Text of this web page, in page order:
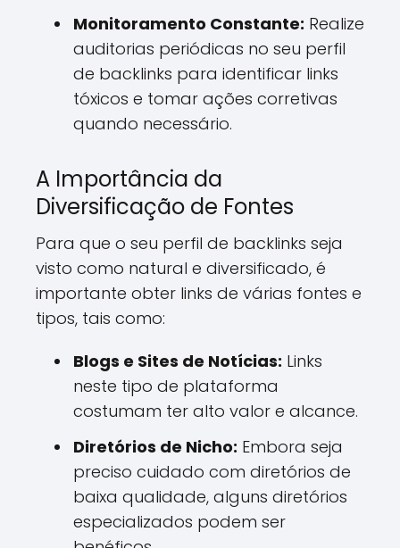
Monitoramento Constante: Realize
auditorias periódicas no seu perfil
de backlinks para identificar links
tóxicos e tomar ações corretivas
quando necessário.
A Importância da
Diversificação de Fontes
Para que o seu perfil de backlinks seja
visto como natural e diversificado, é
importante obter links de várias fontes e
tipos, tais como:
Blogs e Sites de Notícias: Links
neste tipo de plataforma
costumam ter alto valor e alcance.
Diretórios de Nicho: Embora seja
preciso cuidado com diretórios de
baixa qualidade, alguns diretórios
especializados podem ser